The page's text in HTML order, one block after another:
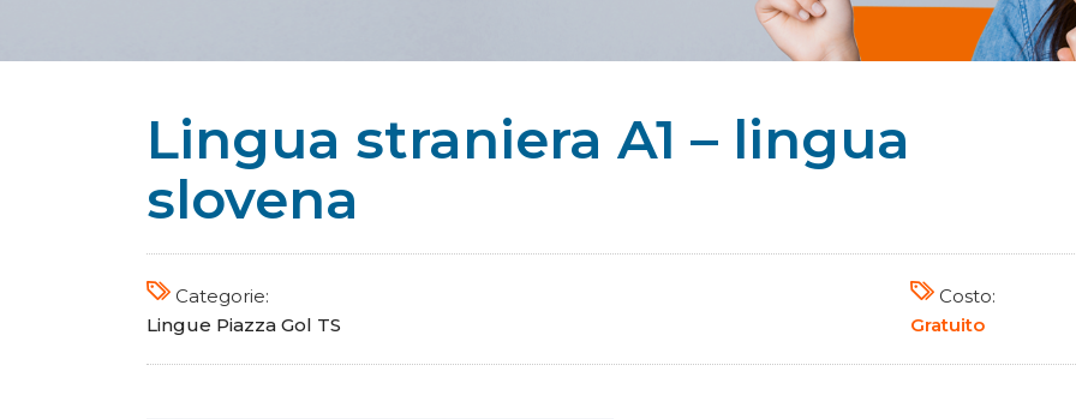
Lingua straniera A1 – lingua
slovena
Categorie:
Lingue Piazza Gol TS
Costo:
Gratuito